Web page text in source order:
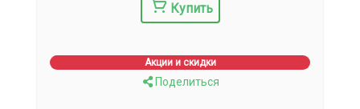
Купить
Акции и скидки
Поделиться